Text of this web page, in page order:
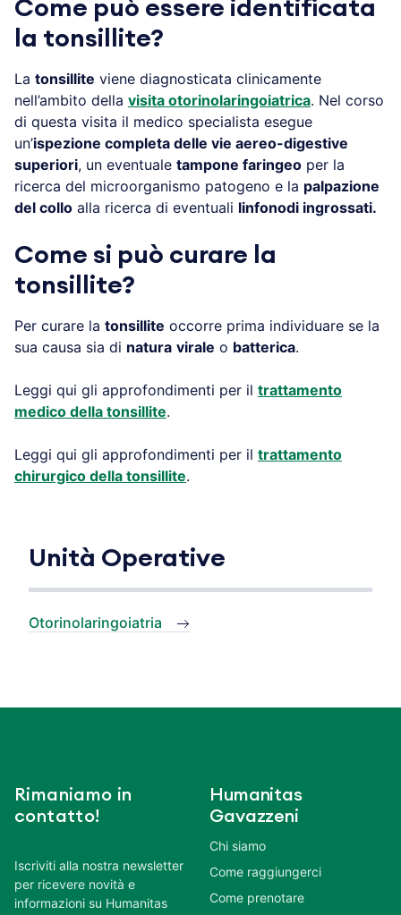
Come può essere identificata
la tonsillite?
La tonsillite viene diagnosticata clinicamente
nell’ambito della visita otorinolaringoiatrica. Nel corso
di questa visita il medico specialista esegue
un’ispezione completa delle vie aereo-digestive
superiori, un eventuale tampone faringeo per la
ricerca del microorganismo patogeno e la palpazione
del collo alla ricerca di eventuali linfonodi ingrossati.
Come si può curare la
tonsillite?
Per curare la tonsillite occorre prima individuare se la
sua causa sia di natura virale o batterica.
Leggi qui gli approfondimenti per il trattamento
medico della tonsillite.
Leggi qui gli approfondimenti per il trattamento
chirurgico della tonsillite.
Unità Operative
Otorinolaringoiatria
Rimaniamo in
contatto!
Iscriviti alla nostra newsletter
per ricevere novità e
informazioni su Humanitas
Humanitas
Gavazzeni
Chi siamo
Come raggiungerci
Come prenotare